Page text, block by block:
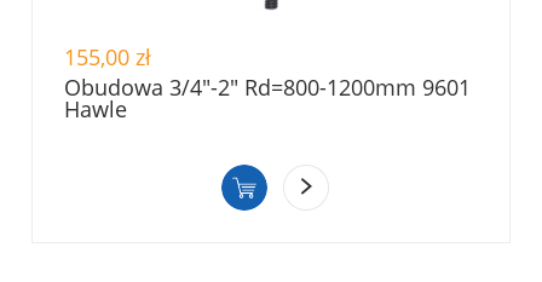
155,00 zł
Obudowa 3/4"-2" Rd=800-1200mm 9601
Hawle